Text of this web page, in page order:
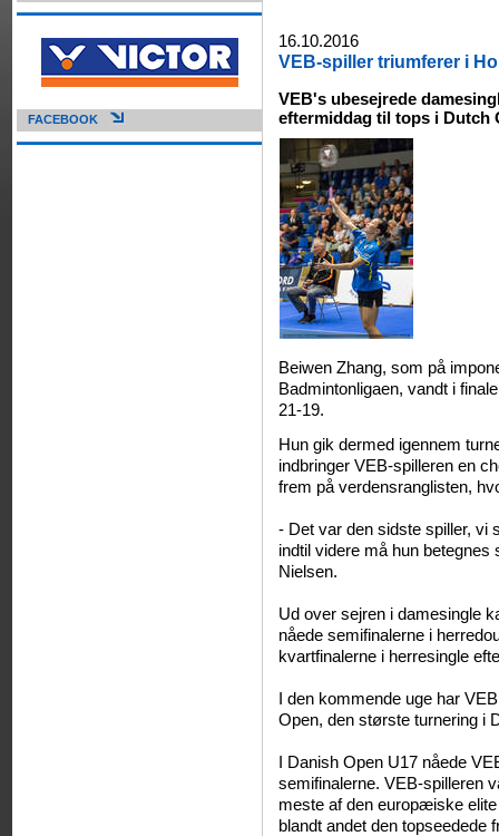
FACEBOOK
16.10.2016
VEB-spiller triumferer i
VEB's ubesejrede
eftermiddag til tops i Dutch
Beiwen Zhang, som på
Badmintonligaen, vandt i
21-19.
Hun gik dermed igennem
indbringer VEB-spilleren en
frem på verdensranglisten,
- Det var den sidste spiller,
indtil videre må hun
Nielsen.
Ud over sejren i damesingle
nåede semifinalerne i
kvartfinalerne i herresingle
I den kommende uge har
Open, den største turnering i
I Danish Open U17 nåede
semifinalerne. VEB-spilleren
meste af den europæiske
blandt andet den topseedede